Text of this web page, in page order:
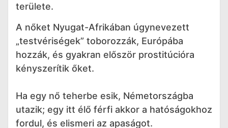
területe.
A nőket Nyugat-Afrikában úgynevezett
„testvériségek” toborozzák, Európába
hozzák, és gyakran először prostitúcióra
kényszerítik őket.
Ha egy nő teherbe esik, Németországba
utazik; egy itt élő férfi akkor a hatóságokhoz
fordul, és elismeri az apaságot.